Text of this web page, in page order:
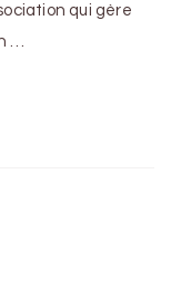
qui gère
…